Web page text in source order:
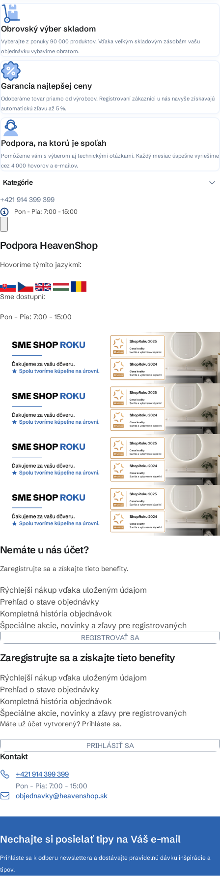
v
ý
p
s
u
Obrovský výber skladom
Vyberajte z ponuky 90 000 produktov. Vďaka veľkým skladovým zásobám vašu
objednávku vybavíme obratom.
Garancia najlepšej ceny
Odoberáme tovar priamo od výrobcov. Registrovaní zákazníci u nás navyše získavajú
automatickú zľavu až 5 %.
Podpora, na ktorú je spoľah
Pomôžeme vám s výberom aj technickými otázkami. Každý mesiac úspešne vyriešime
cez 4 000 hovorov a e-mailov.
+421 914 399 399
Pon - Pia: 7:00 - 15:00
Podpora HeavenShop
Hovoríme týmito jazykmi:
Sme dostupní:
Pon – Pia: 7:00 – 15:00
Nemáte u nás účet?
Zaregistrujte sa a získajte tieto benefity.
Rýchlejší nákup vďaka uloženým údajom
Prehľad o stave objednávky
Kompletná história objednávok
Špeciálne akcie, novinky a zľavy pre registrovaných
REGISTROVAŤ SA
Zaregistrujte sa a získajte tieto benefity
Rýchlejší nákup vďaka uloženým údajom
Prehľad o stave objednávky
Kompletná história objednávok
Špeciálne akcie, novinky a zľavy pre registrovaných
Máte už účet vytvorený? Prihláste sa.
PRIHLÁSIŤ SA
Kontakt
+421 914 399 399
Pon - Pia: 7:00 - 15:00
objednavky@heavenshop.sk
Nechajte si posielať tipy na Váš e-mail
Prihláste sa k odberu newslettera a dostávajte pravidelnú dávku inšpirácie a
tipov.
Kategórie